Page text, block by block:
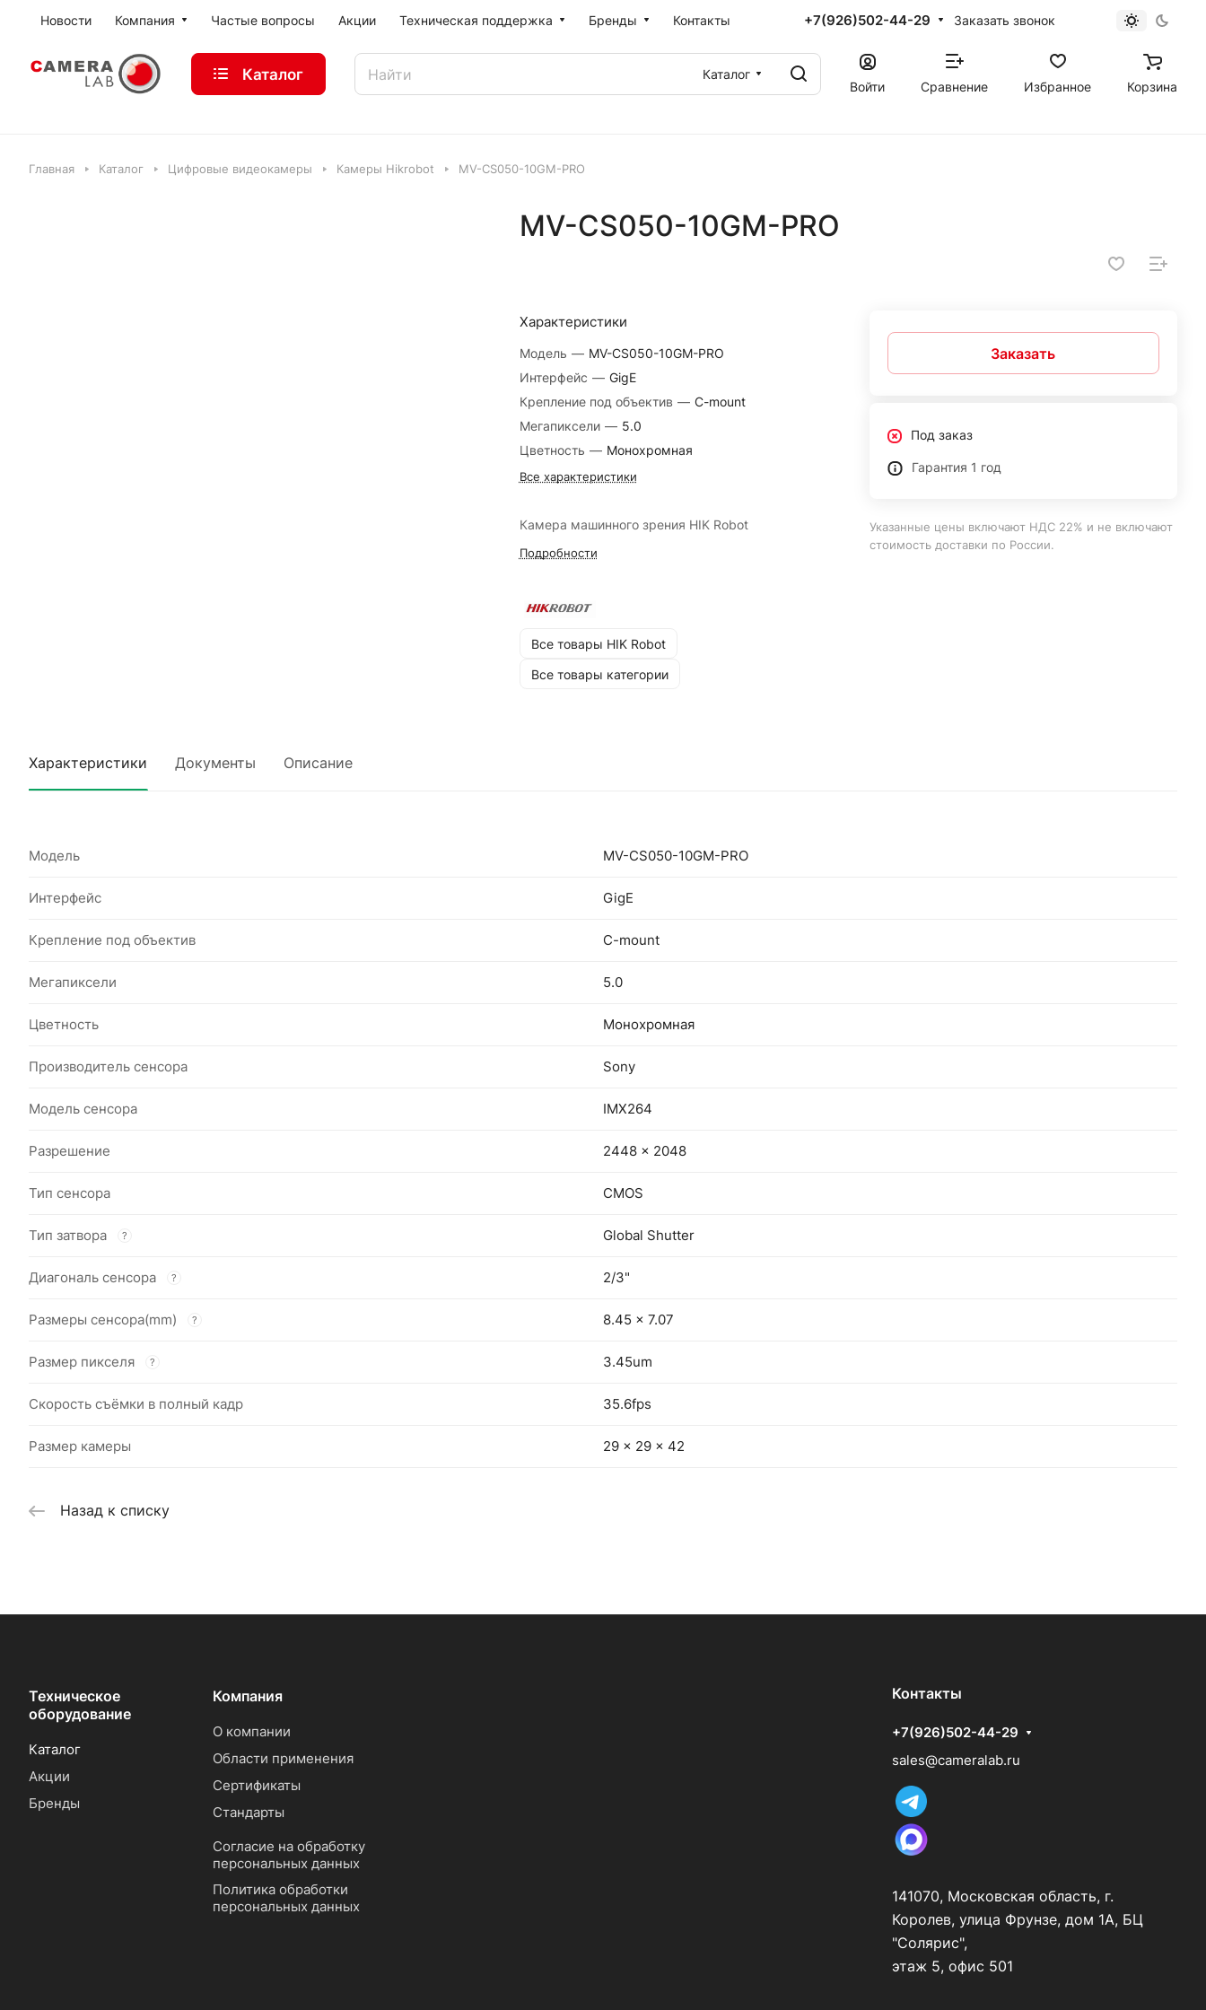
Новости Компания Частые вопросы Акции Техническая поддержка Бренды Контакты +7(926)502-44-29 Заказать звонок
Каталог
Каталог
Войти
Сравнение Избранное Корзина
Главная Каталог Цифровые видеокамеры Камеры Hikrobot MV-CS050-10GM-PRO
MV-CS050-10GM-PRO
Характеристики
Модель — MV-CS050-10GM-PRO
Интерфейс — GigE
Крепление под объектив — C-mount
Мегапиксели — 5.0
Цветность — Монохромная
Все характеристики
Камера машинного зрения HIK Robot
Подробности
Все товары HIK Robot
Все товары категории
Заказать
Под заказ
Гарантия 1 год
Указанные цены включают НДС 22% и не включают
стоимость доставки по России.
Характеристики Документы Описание
Модель MV-CS050-10GM-PRO
Интерфейс GigE
Крепление под объектив C-mount
Мегапиксели 5.0
Цветность Монохромная
Производитель сенсора Sony
Модель сенсора IMX264
Разрешение 2448 x 2048
Тип сенсора CMOS
Тип затвора ? Global Shutter
Диагональ сенсора ? 2/3"
Размеры сенсора(mm) ? 8.45 x 7.07
Размер пикселя ? 3.45um
Скорость съёмки в полный кадр 35.6fps
Размер камеры 29 × 29 × 42
Назад к списку
Техническое
оборудование
Каталог
Акции
Бренды
Компания
О компании
Области применения
Сертификаты
Стандарты
Согласие на обработку
персональных данных
Политика обработки
персональных данных
Контакты
+7(926)502-44-29
sales@cameralab.ru
141070, Московская область, г.
Королев, улица Фрунзе, дом 1А, БЦ
"Солярис",
этаж 5, офис 501